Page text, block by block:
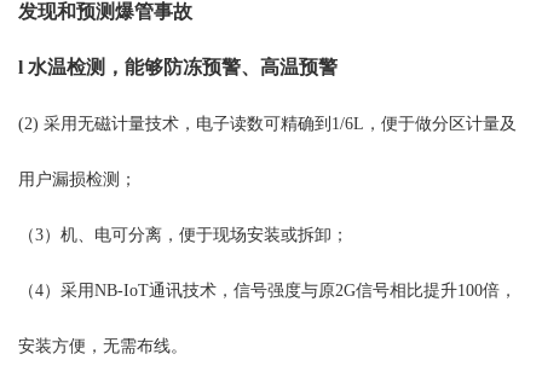
发现和预测爆管事故
l 水温检测， 能够防冻预警、高温预警
(2) 采用无磁计量技术，电子读数可精确到1/6L，便于做分区计量及
用户漏损检测；
（3）机、电可分离，便于现场安装或拆卸；
（4）采用NB-IoT通讯技术，信号强度与原2G信号相比提升100倍，
安装方便，无需布线。